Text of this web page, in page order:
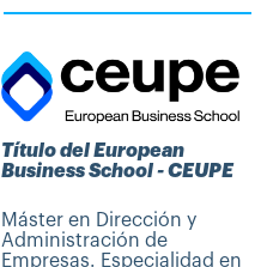
Título del European
Business School - CEUPE
Máster en Dirección y
Administración de
Empresas. Especialidad en